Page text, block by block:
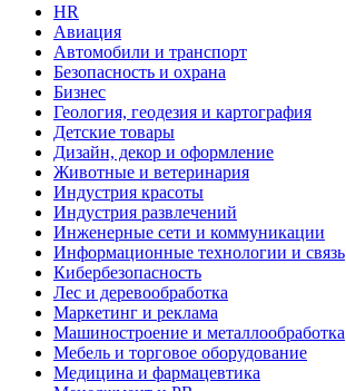
HR
Авиация
Автомобили и транспорт
Безопасность и охрана
Бизнес
Геология, геодезия и картография
Детские товары
Дизайн, декор и оформление
Животные и ветеринария
Индустрия красоты
Индустрия развлечений
Инженерные сети и коммуникации
Информационные технологии и связь
Кибербезопасность
Лес и деревообработка
Маркетинг и реклама
Машиностроение и металлообработка
Мебель и торговое оборудование
Медицина и фармацевтика